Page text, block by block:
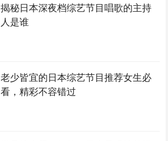
揭秘日本深夜档综艺节目唱歌的主持
人是谁
老少皆宜的日本综艺节目推荐女生必
看，精彩不容错过